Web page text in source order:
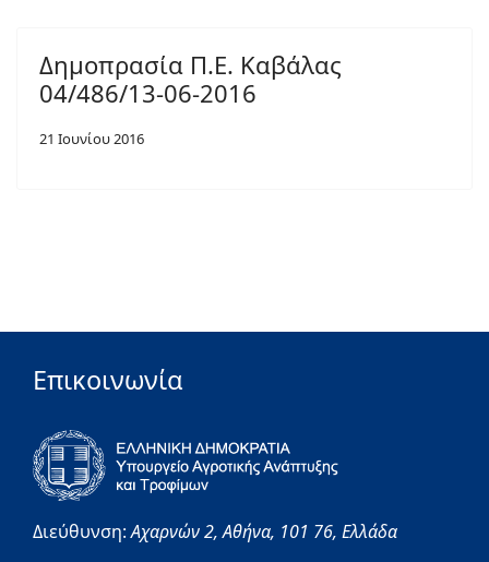
Δημοπρασία Π.Ε. Καβάλας
04/486/13-06-2016
21 Ιουνίου 2016
Επικοινωνία
Διεύθυνση:Αχαρνών 2,Αθήνα, 101 76, Ελλάδα